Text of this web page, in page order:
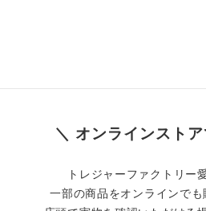
＼ オンラインスト
トレジャーファクトリー
一部の商品をオンラインでも